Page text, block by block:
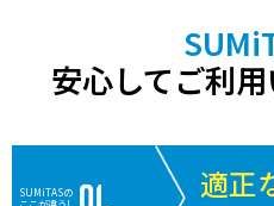
安心してご利
SUMiTASの
適正